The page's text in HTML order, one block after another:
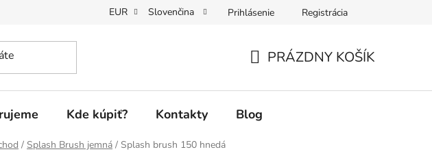
EUR Slovenčina Prihlásenie Registrácia
KOŠÍK
PRÁZDNY KOŠÍK
Kde kúpiť? Kontakty Blog
/ Splash Brush jemná / Splash brush 150 hnedá